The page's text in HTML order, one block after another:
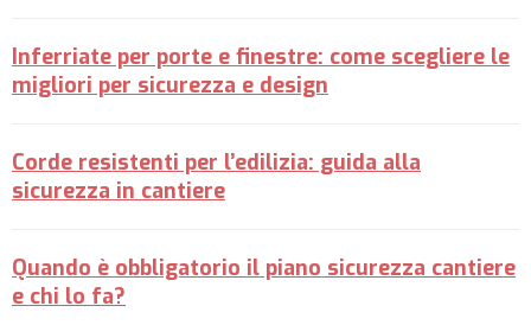
Inferriate per porte e finestre: come scegliere le
migliori per sicurezza e design
Corde resistenti per l’edilizia: guida alla
sicurezza in cantiere
Quando è obbligatorio il piano sicurezza cantiere
e chi lo fa?